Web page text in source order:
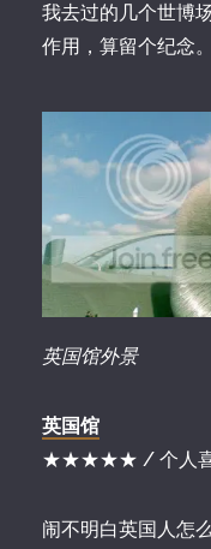
我去过的几个世博
作用，算留个纪念。
英国馆外景
英国馆
★★★★★ / 个人喜
闹不明白英国人怎